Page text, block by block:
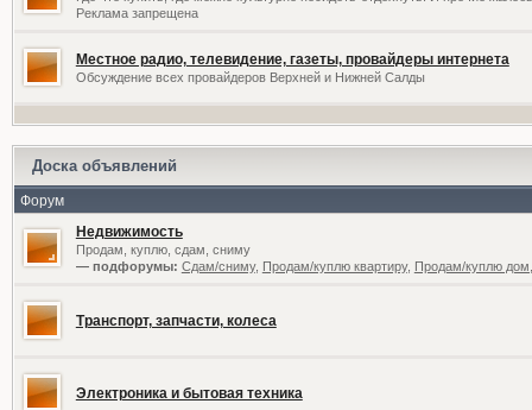
Реклама запрещена
Местное радио, телевидение, газеты, провайдеры интернета
Обсуждение всех провайдеров Верхней и Нижней Салды
Доска объявлений
Форум
Недвижимость
Продам, куплю, сдам, сниму
— подфорумы: Сдам/сниму, Продам/куплю квартиру, Продам/куплю
Транспорт, запчасти, колеса
Электроника и бытовая техника